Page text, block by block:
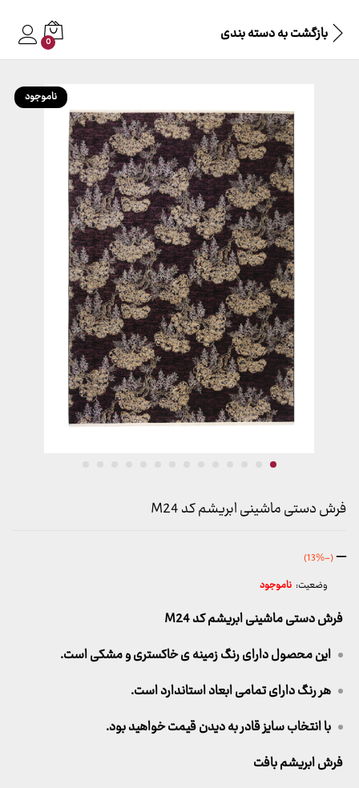
بازگشت بهدسته بندی 0
ناموجود
فرش دستی ماشینی ابریشم کد M24
–محدوده
قیمت:
686,000 تومان
تا
19,970,000 تومان
(-13%)
وضعیت: ناموجود
فرش دستی ماشینی ابریشم کد M24
این محصول دارای رنگ زمینه ی خاکستری و مشکی است.
هر رنگ دارای تمامی ابعاد استاندارد است.
با انتخاب سایز قادر به دیدن قیمت خواهید بود.
فرش ابریشم بافت